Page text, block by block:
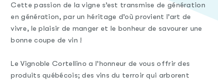
Cette passion de la vigne s’est transmise de génération
en génération, par un héritage d’où provient l’art de
vivre, le plaisir de manger et le bonheur de savourer une
bonne coupe de vin !
Le Vignoble Cortellino a l’honneur de vous offrir des
produits québécois; des vins du terroir qui arborent